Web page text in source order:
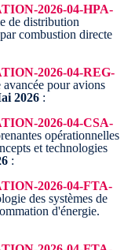
2026-04-HPA-
de distribution
combustion directe
2026-04-REG-
pour avions
2026 :
2026-04-CSA-
opérationnelles
et technologies
:
2026-04-FTA-
des systèmes de
d'énergie.